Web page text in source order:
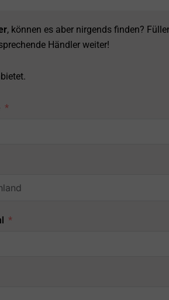
, können es aber nirgends finden?
Händler weiter!